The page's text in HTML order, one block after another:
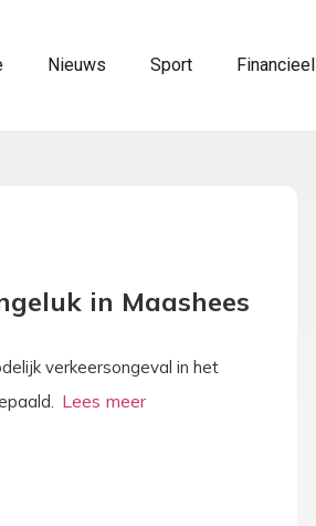
Nieuws Sport Financieel
in Maashees
verkeersongeval in het